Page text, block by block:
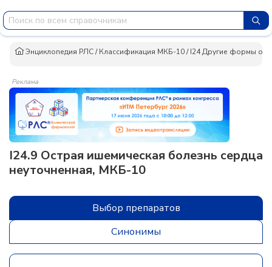
Энциклопедия РЛС/Классификация МКБ-10/I24 Другие формы
Реклама
I24.9 Острая ишемическая болезнь сердца
неуточненная, МКБ-10
Выбор препаратов
Синонимы